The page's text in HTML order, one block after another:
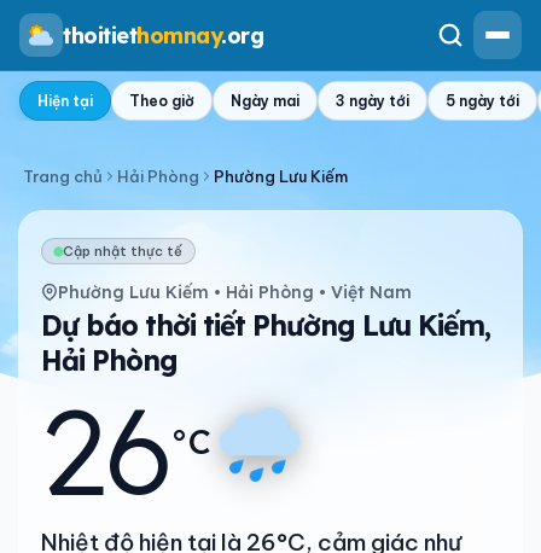
thoitiethomnay.org
Hiện tại Theo giờ Ngày mai 3 ngày tới 5 ngày tới
Trang chủ Hải Phòng Phường Lưu Kiếm
Cập nhật thực tế
Phường Lưu Kiếm • Hải Phòng • Việt Nam
Dự báo thời tiết Phường Lưu Kiếm,
Hải Phòng
26°C
Nhiệt độ hiện tại là 26°C, cảm giác như